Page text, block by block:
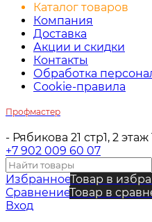
Каталог товаров
Компания
Доставка
Акции и скидки
Контакты
Обработка
Cookie-правила
Профмастер
- Рябикова 21 стр1, 2
+7 902 009 60 07
ИзбранноеТовар в
СравнениеТовар в
Вход